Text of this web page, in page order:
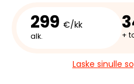
299 €/kk
alk. +
Laske sinulle